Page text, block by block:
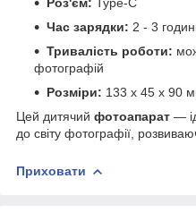
Час зарядки: 2 - 3
Тривалість роботи:
фотографій
Розміри: 133 x 45 x 90
Цей дитячий фотоапарат —
до світу фотографії,
Приховати